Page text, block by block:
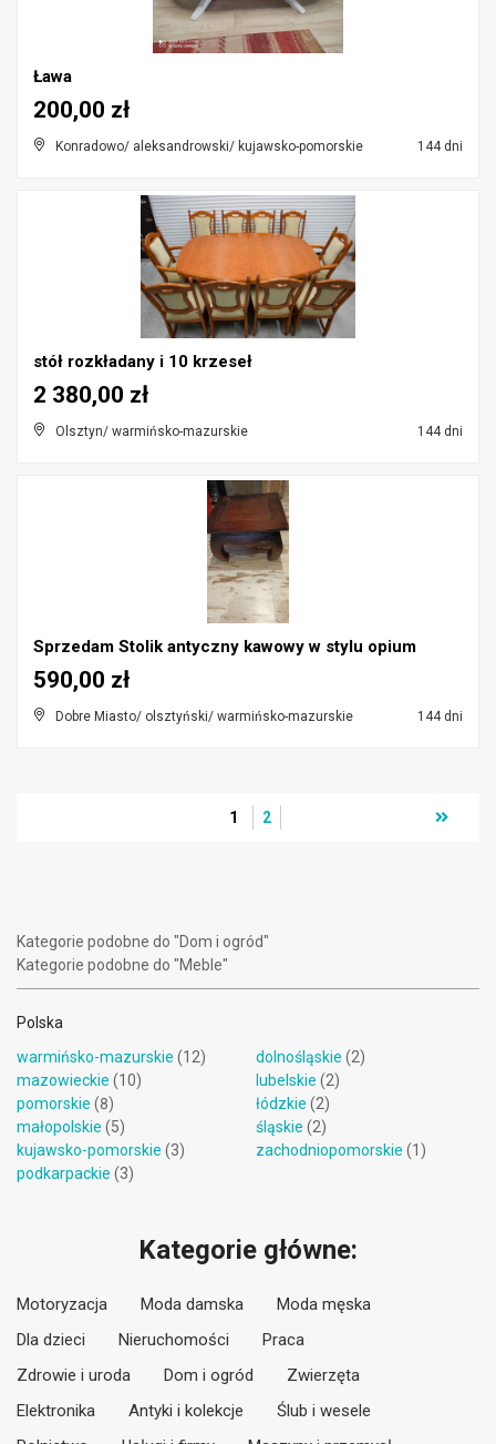
Ława
Konradowo/ aleksandrowski/ kujawsko-pomorskie 144 dni
200,00 zł
stół rozkładany i 10 krzeseł
Olsztyn/ warmińsko-mazurskie 144 dni
2 380,00 zł
Sprzedam Stolik antyczny kawowy w stylu opium
Dobre Miasto/ olsztyński/ warmińsko-mazurskie 144 dni
590,00 zł
1 2
Kategorie podobne do "Dom i ogród"
Kategorie podobne do "Meble"
Polska
warmińsko-mazurskie (12)
mazowieckie (10)
pomorskie (8)
małopolskie (5)
kujawsko-pomorskie (3)
podkarpackie (3)
dolnośląskie (2)
lubelskie (2)
łódzkie (2)
śląskie (2)
zachodniopomorskie (1)
Kategorie główne:
Motoryzacja Moda damska
Moda męska
Dla dzieci
Nieruchomości
Praca
Zdrowie i uroda
Dom i ogród
Zwierzęta
Elektronika
Antyki i kolekcje
Ślub i wesele